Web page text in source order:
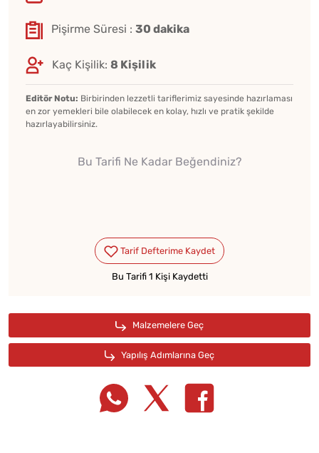
Pişirme Süresi : 30 dakika
Kaç Kişilik: 8 Kişilik
Editör Notu: Birbirinden lezzetli tariflerimiz sayesinde hazırlaması
en zor yemekleri bile olabilecek en kolay, hızlı ve pratik şekilde
hazırlayabilirsiniz.
Bu Tarifi Ne Kadar Beğendiniz?
Bu Tarifi 1 Kişi Kaydetti